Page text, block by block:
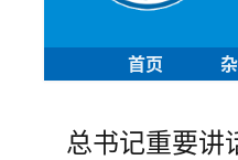
首页
总书记重要讲